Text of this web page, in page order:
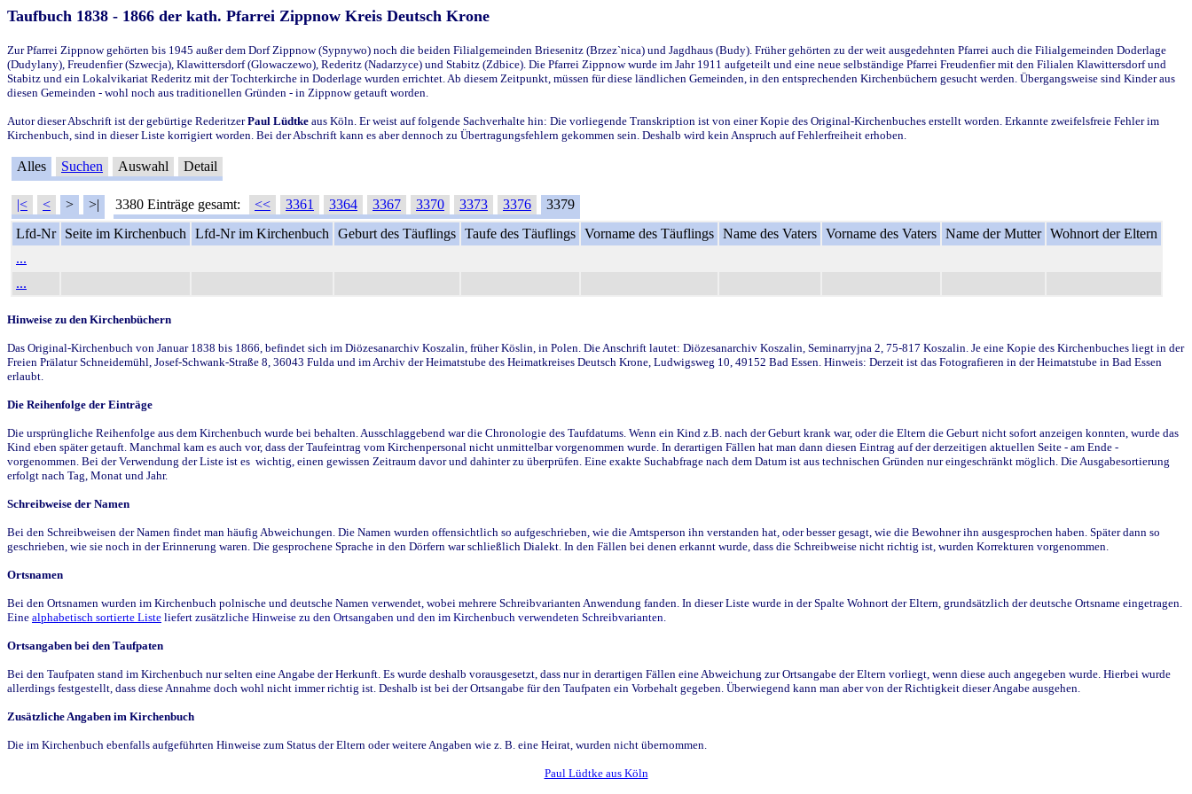
Taufbuch 1838 - 1866 der kath. Pfarrei Zippnow Kreis Deutsch Krone
Zur Pfarrei Zippnow gehörten bis 1945 außer dem Dorf Zippnow (Sypnywo) noch die beiden Filialgemeinden Briesenitz (Brzez`nica) und Jagdhaus (Budy). Früher gehörten zu der weit ausgedehnten Pfarrei auch die Filialgemeinden Doderlage
(Dudylany), Freudenfier (Szwecja), Klawittersdorf (Glowaczewo), Rederitz (Nadarzyce) und Stabitz (Zdbice). Die Pfarrei Zippnow wurde im Jahr 1911 aufgeteilt und eine neue selbständige Pfarrei Freudenfier mit den Filialen Klawittersdorf und
Stabitz und ein Lokalvikariat Rederitz mit der Tochterkirche in Doderlage wurden errichtet. Ab diesem Zeitpunkt, müssen für diese ländlichen Gemeinden, in den entsprechenden Kirchenbüchern gesucht werden. Übergangsweise sind Kinder aus
diesen Gemeinden - wohl noch aus traditionellen Gründen - in Zippnow getauft worden.
Autor dieser Abschrift ist der gebürtige RederitzerPaul Lüdtke aus Köln. Er weist auf folgende Sachverhalte hin: Die vorliegende Transkription ist von einer Kopie des Original-Kirchenbuches erstellt worden. Erkannte zweifelsfreie Fehler im
Kirchenbuch, sind in dieser Liste korrigiert worden. Bei der Abschrift kann es aber dennoch zu Übertragungsfehlern gekommen sein. Deshalb wird kein Anspruch auf Fehlerfreiheit erhoben.
Alles Suchen Auswahl Detail
|< < > >| 3380 Einträge gesamt: << 3361 3364 3367 3370 3373 3376
3379
Lfd-Nr
Seite im Kirchenbuch Lfd-Nr im Kirchenbuch Geburt des Täuflings Taufe des Täuflings Vorname des Täuflings Name des Vaters Vorname des Vaters Name der Mutter Wohnort der Eltern
...
...
Hinweise zu den Kirchenbüchern
Das Original-Kirchenbuch von Januar 1838 bis 1866, befindet sich im Diözesanarchiv Koszalin, früher Köslin, in Polen. Die Anschrift lautet: Diözesanarchiv Koszalin, Seminarryjna 2, 75-817 Koszalin. Je eine Kopie des Kirchenbuches liegt in der
Freien Prälatur Schneidemühl, Josef-Schwank-Straße 8, 36043 Fulda und im Archiv der Heimatstube des Heimatkreises Deutsch Krone, Ludwigsweg 10, 49152 Bad Essen. Hinweis: Derzeit ist das Fotografieren in der Heimatstube in Bad Essen
erlaubt.
Die Reihenfolge der Einträge
Die ursprüngliche Reihenfolge aus dem Kirchenbuch wurde bei behalten. Ausschlaggebend war die Chronologie des Taufdatums. Wenn ein Kind z.B. nach der Geburt krank war, oder die Eltern die Geburt nicht sofort anzeigen konnten, wurde das
Kind eben später getauft. Manchmal kam es auch vor, dass der Taufeintrag vom Kirchenpersonal nicht unmittelbar vorgenommen wurde. In derartigen Fällen hat man dann diesen Eintrag auf der derzeitigen aktuellen Seite - am Ende -
vorgenommen. Bei der Verwendung der Liste ist es wichtig, einen gewissen Zeitraum davor und dahinter zu überprüfen. Eine exakte Suchabfrage nach dem Datum ist aus technischen Gründen nur eingeschränkt möglich. Die Ausgabesortierung
erfolgt nach Tag, Monat und Jahr.
Schreibweise der Namen
Bei den Schreibweisen der Namen findet man häufig Abweichungen. Die Namen wurden offensichtlich so aufgeschrieben, wie die Amtsperson ihn verstanden hat, oder besser gesagt, wie die Bewohner ihn ausgesprochen haben. Später dann so
geschrieben, wie sie noch in der Erinnerung waren. Die gesprochene Sprache in den Dörfern war schließlich Dialekt. In den Fällen bei denen erkannt wurde, dass die Schreibweise nicht richtig ist, wurden Korrekturen vorgenommen.
Ortsnamen
Bei den Ortsnamen wurden im Kirchenbuch polnische und deutsche Namen verwendet, wobei mehrere Schreibvarianten Anwendung fanden. In dieser Liste wurde in der Spalte Wohnort der Eltern, grundsätzlich der deutsche Ortsname eingetragen.
Eine alphabetisch sortierte Liste liefert zusätzliche Hinweise zu den Ortsangaben und den im Kirchenbuch verwendeten Schreibvarianten.
Ortsangaben bei den Taufpaten
Bei den Taufpaten stand im Kirchenbuch nur selten eine Angabe der Herkunft. Es wurde deshalb vorausgesetzt, dass nur in derartigen Fällen eine Abweichung zur Ortsangabe der Eltern vorliegt, wenn diese auch angegeben wurde. Hierbei wurde
allerdings festgestellt, dass diese Annahme doch wohl nicht immer richtig ist. Deshalb ist bei der Ortsangabe für den Taufpaten ein Vorbehalt gegeben. Überwiegend kann man aber von der Richtigkeit dieser Angabe ausgehen.
Zusätzliche Angaben im Kirchenbuch
Die im Kirchenbuch ebenfalls aufgeführten Hinweise zum Status der Eltern oder weitere Angaben wie z. B. eine Heirat, wurden nicht übernommen.
Paul Lüdtke aus Köln